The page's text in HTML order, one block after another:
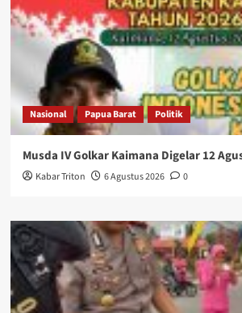
Nasional Papua Barat Politik
Musda IV Golkar Kaimana Digelar 12
Kabar Triton 6 Agustus 2026 0